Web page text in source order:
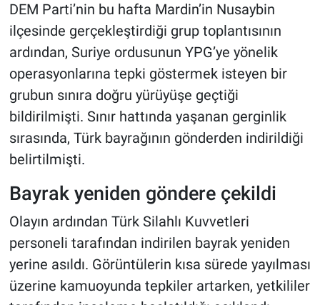
DEM Parti’nin bu hafta Mardin’in Nusaybin
ilçesinde gerçekleştirdiği grup toplantısının
ardından, Suriye ordusunun YPG’ye yönelik
operasyonlarına tepki göstermek isteyen bir
grubun sınıra doğru yürüyüşe geçtiği
bildirilmişti. Sınır hattında yaşanan gerginlik
sırasında, Türk bayrağının gönderden indirildiği
belirtilmişti.
Bayrak yeniden göndere çekildi
Olayın ardından Türk Silahlı Kuvvetleri
personeli tarafından indirilen bayrak yeniden
yerine asıldı. Görüntülerin kısa sürede yayılması
üzerine kamuoyunda tepkiler artarken, yetkililer